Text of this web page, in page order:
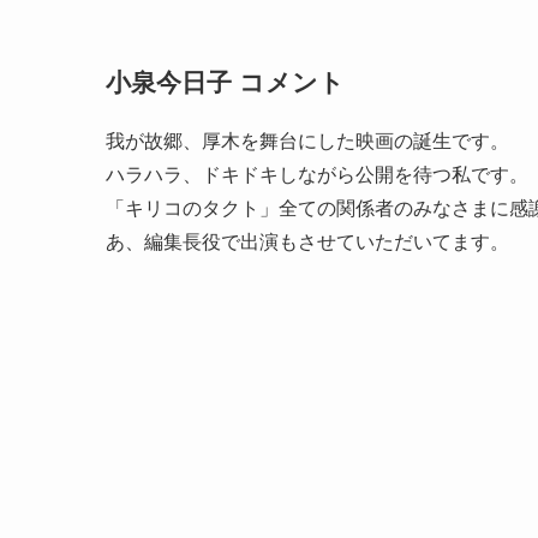
小泉今日子 コメント
我が故郷、厚木を舞台にした映画の誕生です。
ハラハラ、ドキドキしながら公開を待つ私です。
「キリコのタクト」全ての関係者のみなさまに感
あ、編集長役で出演もさせていただいてます。